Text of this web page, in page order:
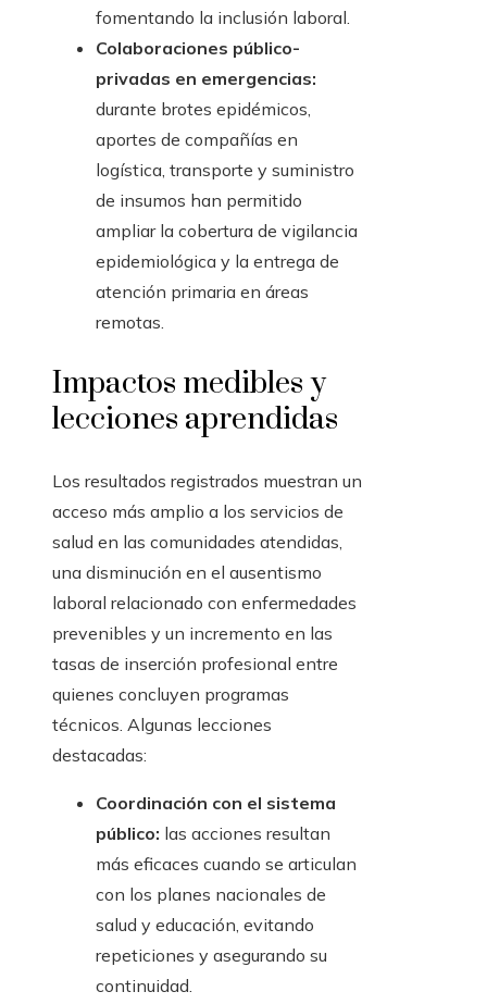
fomentando la inclusión laboral.
Colaboraciones público-
privadas en emergencias:
durante brotes epidémicos,
aportes de compañías en
logística, transporte y suministro
de insumos han permitido
ampliar la cobertura de vigilancia
epidemiológica y la entrega de
atención primaria en áreas
remotas.
Impactos medibles y
lecciones aprendidas
Los resultados registrados muestran un
acceso más amplio a los servicios de
salud en las comunidades atendidas,
una disminución en el ausentismo
laboral relacionado con enfermedades
prevenibles y un incremento en las
tasas de inserción profesional entre
quienes concluyen programas
técnicos. Algunas lecciones
destacadas:
Coordinación con el sistema
público: las acciones resultan
más eficaces cuando se articulan
con los planes nacionales de
salud y educación, evitando
repeticiones y asegurando su
continuidad.